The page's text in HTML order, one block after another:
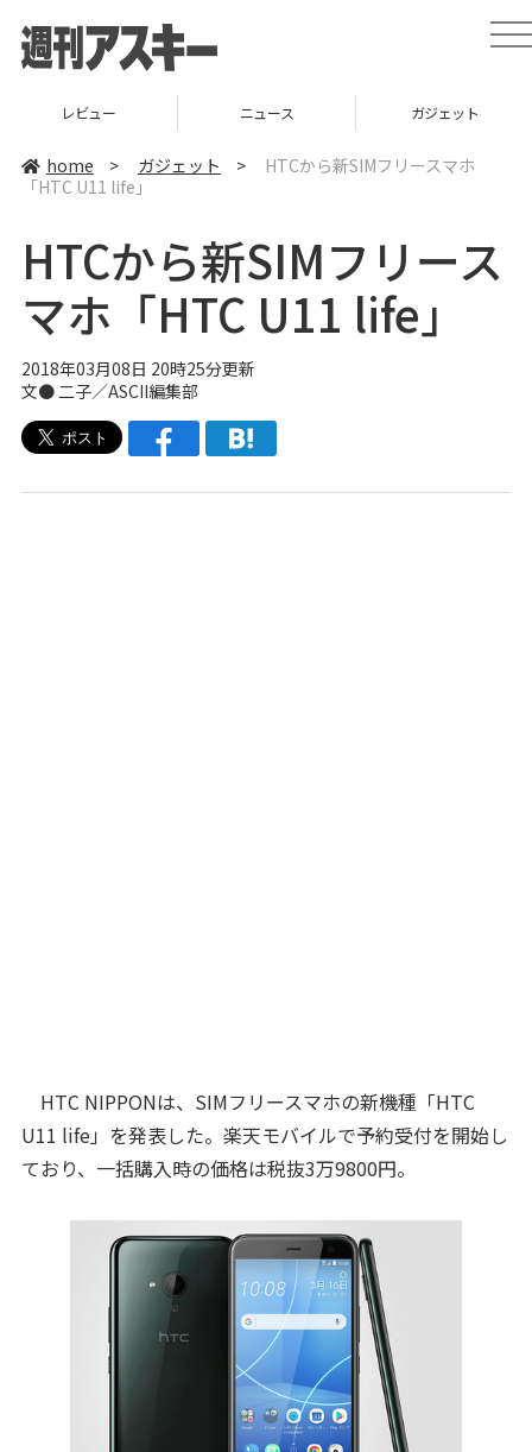
t
o
ニュース ガジェット ゲーム
home > ガジェット >
HTCから新SIMフリースマホ
「HTC U11 life」
HTCから新SIMフリース
マホ「HTC U11 life」
2018年03月08日 20時25分更新
文● 二子／ASCII編集部
HTC NIPPONは、SIMフリースマホの新機種「HTC
U11 life」を発表した。楽天モバイルで予約受付を開始し
ており、一括購入時の価格は税抜3万9800円。